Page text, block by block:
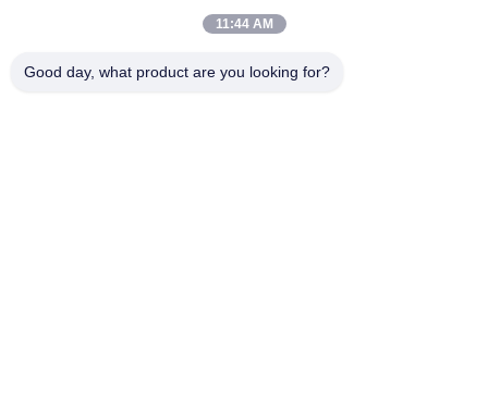
G7500-12X, Polycom G7500 Videokonferenzen, 12x EagleEye-
11:44 AM
Good day, what product are you looking for?